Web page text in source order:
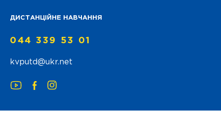
ДИСТАНЦІЙНЕ НАВЧАННЯ
044 339 53 01
kvputd@ukr.net